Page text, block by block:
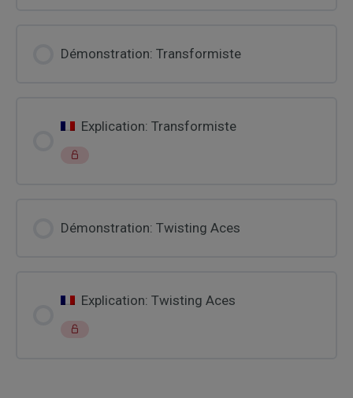
Démonstration: Transformiste
Explication: Transformiste
Démonstration: Twisting Aces
Explication: Twisting Aces